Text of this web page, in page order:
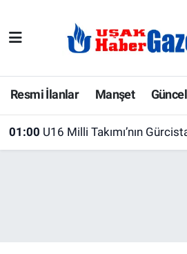
Resmi İlanlar Manşet Güncel
01:00 U16 Milli Takımı’nın Gürcistan Maçları
E-Gazete
Ekonomi
Uşak Hava Durumu
Uşak Trafik Yoğunluk